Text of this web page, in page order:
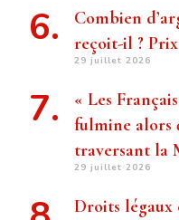
Combien
reçoit-il ?
29 juillet 2026
« Les
fulmine alors
traversant la
29 juillet 2026
Droits légaux